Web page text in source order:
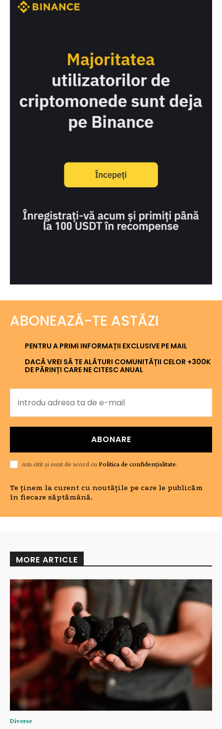
ABONEAZĂ-TE ASTĂZI
PENTRU A PRIMI INFORMAȚII EXCLUSIVE PE MAIL
DACĂ VREI SĂ TE ALĂTURI COMUNITĂȚII CELOR +300K
DE PĂRINȚI CARE NE CITESC ANUAL
ABONARE
Am citit și sunt de acord cuPolitica de confidențialitate.
Te ținem la curent cu noutățile pe care le publicăm
în fiecare săptămână.
MORE ARTICLE
Diverse